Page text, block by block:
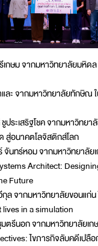
ษม จากมหาวิทยาลัยมหิดล
ละ จากมหาวิทยาลัยทักษิณ
ะเสริฐโชค จากมหาวิทยา
สู่อนาคตโลจิสติกส์โลก
นทร์หอม จากมหาวิทยาลัย
Architect:
Future
ล จากมหาวิทยาลัยขอนแก่น
in a simulation
รีนอก จากมหาวิทยาลัยเก
ไขภารกิจลับคดีเปลือ